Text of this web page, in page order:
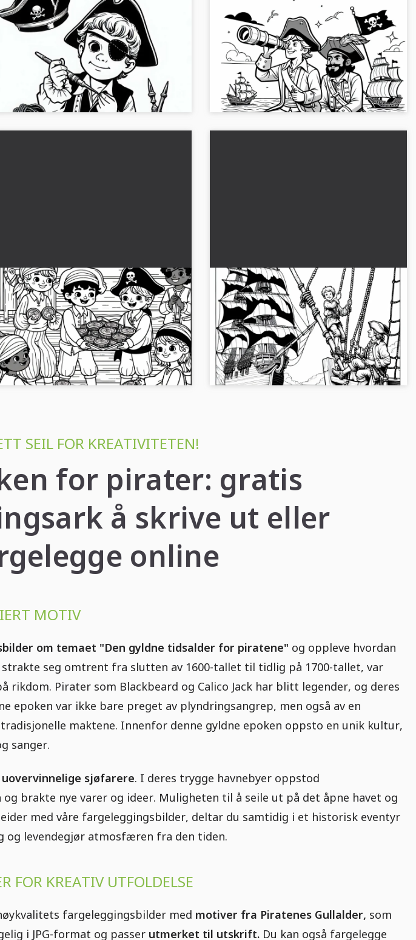
Barn med øyelapp og pirathatt –
Fargeleggingsbilde gratis
Oppdag det spennende fargeleggearket av et
barn som pirat. Last ned gratis og fargelegg,
Kapitän og styrmann med kikkert –
Malebilde for pirater Gratis
Hent ut malebladet av kapteinen og
styrmannen med kikkert. Dette gratis
fargeleggingsbildet bringer eventyr inn i
barnerommet. Last ned nå!...
Pirategjeng av barn deler ut
gullmynter – Malemal for pirater
gratis
Få tak i fargeleggingsbildet av et
piratmannskap som deler ut gullmynter. Gratis
nedlasting og mulighet for å fargelegge
online....
Gutt øver på klatring i tau på
seilskipet – Fargeleggingsbilde for
pirater gratis
Oppdag det spennende fargeleggingsbildet
av en gutt på en seilbåt. Last det ned gratis og
gi det liv!...
SEIL FOR KREATIVITETEN!
for pirater: gratis
å skrive ut eller
online
MOTIV
om temaet "Den gyldne tidsalder for piratene" og oppleve hvordan
seg omtrent fra slutten av 1600-tallet til tidlig på 1700-tallet, var
rikdom. Pirater som Blackbeard og Calico Jack har blitt legender, og deres
epoken var ikke bare preget av plyndringsangrep, men også av en
maktene. Innenfor denne gyldne epoken oppsto en unik kultur,
sanger.
uovervinnelige sjøfarere. I deres trygge havnebyer oppstod
brakte nye varer og ideer. Muligheten til å seile ut på det åpne havet og
med våre fargeleggingsbilder, deltar du samtidig i et historisk eventyr
og levendegjør atmosfæren fra den tiden.
FOR KREATIV UTFOLDELSE
fargeleggingsbilder med motiver fra Piratenes Gullalder, som
i JPG-format og passer utmerket til utskrift. Du kan også fargelegge